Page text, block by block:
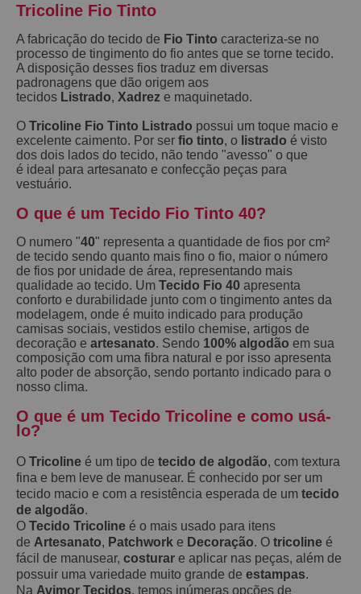
Tricoline Fio Tinto
A fabricação do tecido de Fio Tinto caracteriza-se no
processo de tingimento do fio antes que se torne tecido.
A disposição desses fios traduz em diversas
padronagens que dão origem aos
tecidos Listrado, Xadrez e maquinetado.
O Tricoline Fio Tinto Listrado possui um toque macio e
excelente caimento. Por ser fio tinto, o listrado é visto
dos dois lados do tecido, não tendo "avesso" o que
é ideal para artesanato e confecção peças para
vestuário.
O que é um Tecido Fio Tinto 40?
O numero "40" representa a quantidade de fios por cm²
de tecido sendo quanto mais fino o fio, maior o número
de fios por unidade de área, representando mais
qualidade ao tecido. Um Tecido Fio 40 apresenta
conforto e durabilidade junto com o tingimento antes da
modelagem, onde é muito indicado para produção
camisas sociais, vestidos estilo chemise, artigos de
decoração e artesanato. Sendo 100% algodão em sua
composição com uma fibra natural e por isso apresenta
alto poder de absorção, sendo portanto indicado para o
nosso clima.
O que é um Tecido Tricoline e como usá-
lo?
O Tricoline é um tipo de tecido de algodão, com textura
fina e bem leve de manusear. É conhecido por ser um
tecido macio e com a resistência esperada de um tecido
de algodão.
O Tecido Tricoline é o mais usado para itens
de Artesanato, Patchwork e Decoração. O tricoline é
fácil de manusear, costurar e aplicar nas peças, além de
possuir uma variedade muito grande de estampas.
Na Avimor Tecidos, temos inúmeras opções de